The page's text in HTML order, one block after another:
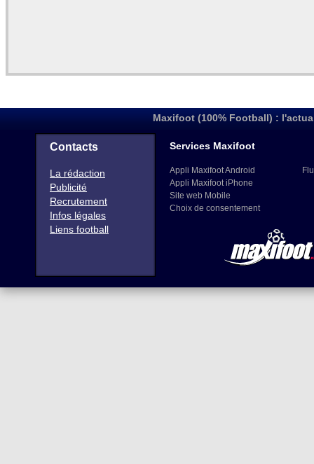
Maxifoot (100% Football) :
Contacts
La rédaction
Publicité
Recrutement
Infos légales
Liens football
Services Maxifoot
Appli Maxifoot Android
Appli Maxifoot iPhone
Site web Mobile
Choix de consentement